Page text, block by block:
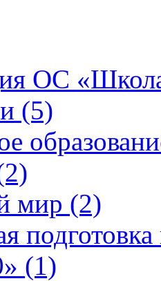
ОС
(5)
мир (2)
(1)